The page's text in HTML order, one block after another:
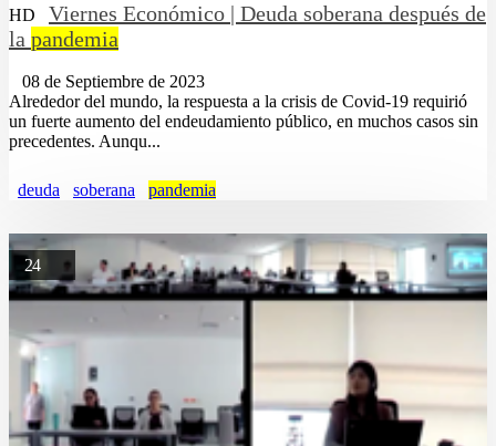
HD
Viernes Económico | Deuda soberana después de
la pandemia
08 de Septiembre de 2023
Alrededor del mundo, la respuesta a la crisis de Covid-19 requirió
un fuerte aumento del endeudamiento público, en muchos casos sin
precedentes. Aunqu...
deuda soberana pandemia
24